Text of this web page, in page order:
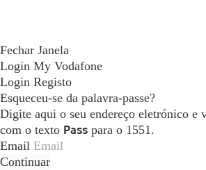
Fechar Janela
Login My Vodafone
Login Registo
Esqueceu-se da palavra-passe?
Digite aqui o seu endereço eletrónico e
com o texto Pass para o 1551.
Email
Continuar